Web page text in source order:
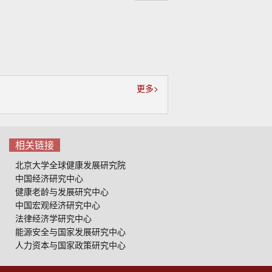
起
更多>
相关链接
北京大学全球健康发展研究院
中国经济研究中心
健康老龄与发展研究中心
中国宏观经济研究中心
法律经济学研究中心
能源安全与国家发展研究中心
人力资本与国家政策研究中心